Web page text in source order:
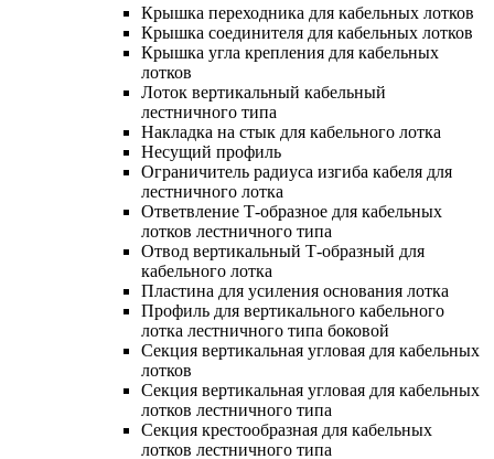
Крышка переходника для кабельных лотков
Крышка соединителя для кабельных лотков
Крышка угла крепления для кабельных
лотков
Лоток вертикальный кабельный
лестничного типа
Накладка на стык для кабельного лотка
Несущий профиль
Ограничитель радиуса изгиба кабеля для
лестничного лотка
Ответвление Т-образное для кабельных
лотков лестничного типа
Отвод вертикальный Т-образный для
кабельного лотка
Пластина для усиления основания лотка
Профиль для вертикального кабельного
лотка лестничного типа боковой
Секция вертикальная угловая для кабельных
лотков
Секция вертикальная угловая для кабельных
лотков лестничного типа
Секция крестообразная для кабельных
лотков лестничного типа